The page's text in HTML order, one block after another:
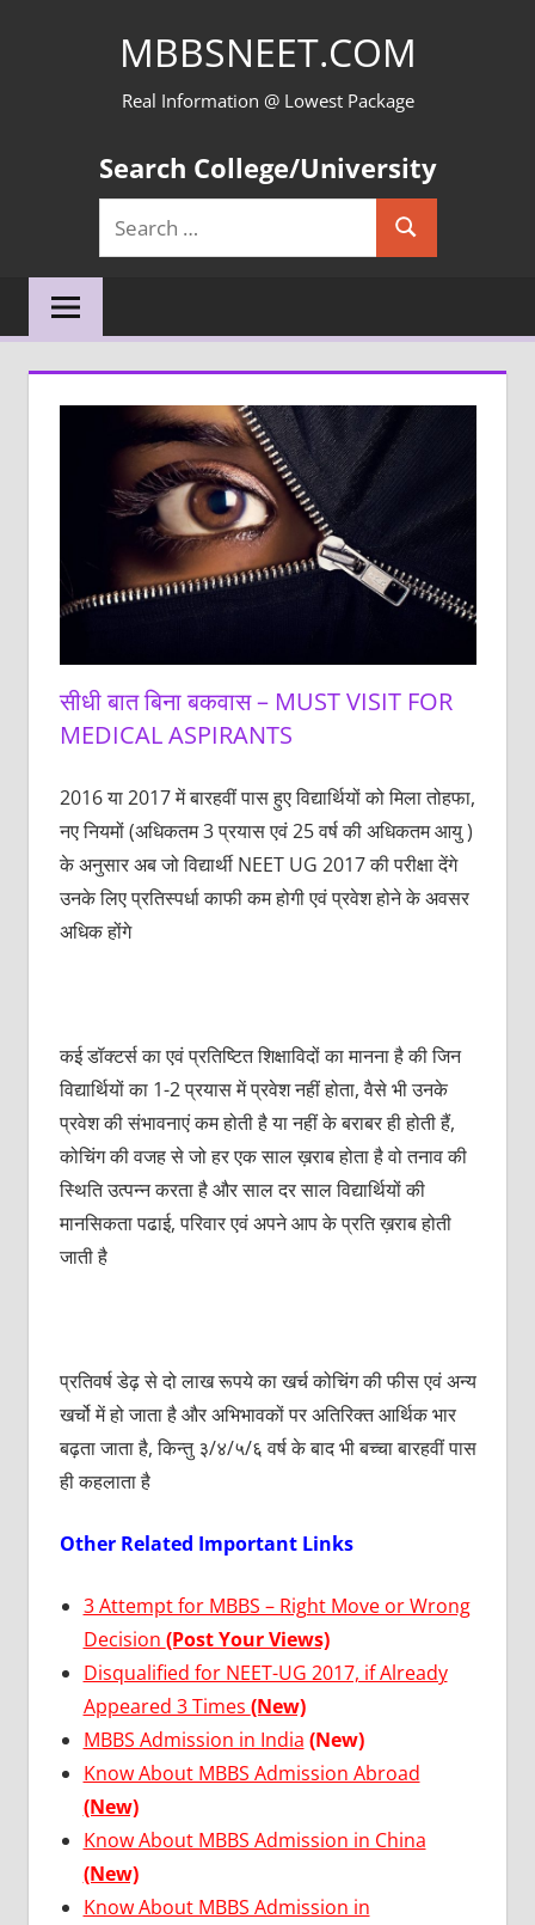
MBBSNEET.COM
Real Information @ Lowest Package
Search College/University
Search
for:
Search
सीधी बात बिना बकवास – MUST VISIT FOR
MEDICAL ASPIRANTS
2016 या 2017 में बारहवीं पास हुए विद्यार्थियों को मिला तोहफा,
नए नियमों (अधिकतम 3 प्रयास एवं 25 वर्ष की अधिकतम आयु )
के अनुसार अब जो विद्यार्थी NEET UG 2017 की परीक्षा देंगे
उनके लिए प्रतिस्पर्धा काफी कम होगी एवं प्रवेश होने के अवसर
अधिक होंगे
कई डॉक्टर्स का एवं प्रतिष्टित शिक्षाविदों का मानना है की जिन
विद्यार्थियों का 1-2 प्रयास में प्रवेश नहीं होता, वैसे भी उनके
प्रवेश की संभावनाएं कम होती है या नहीं के बराबर ही होती हैं,
कोचिंग की वजह से जो हर एक साल ख़राब होता है वो तनाव की
स्थिति उत्पन्न करता है और साल दर साल विद्यार्थियों की
मानसिकता पढाई, परिवार एवं अपने आप के प्रति ख़राब होती
जाती है
प्रतिवर्ष डेढ़ से दो लाख रूपये का खर्च कोचिंग की फीस एवं अन्य
खर्चो में हो जाता है और अभिभावकों पर अतिरिक्त आर्थिक भार
बढ़ता जाता है, किन्तु ३/४/५/६ वर्ष के बाद भी बच्चा बारहवीं पास
ही कहलाता है
Other Related Important Links
3 Attempt for MBBS – Right Move or Wrong
Decision (Post Your Views)
Disqualified for NEET-UG 2017, if Already
Appeared 3 Times (New)
MBBS Admission in India (New)
Know About MBBS Admission Abroad
(New)
Know About MBBS Admission in China
(New)
Know About MBBS Admission in